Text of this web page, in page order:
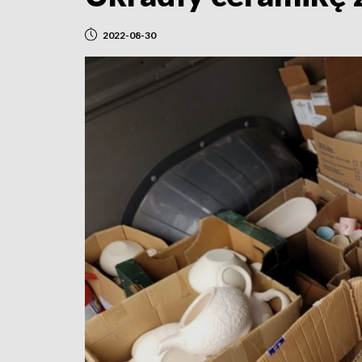
2022-08-30